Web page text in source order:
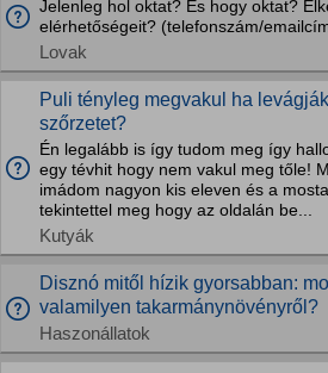
Jelenleg hol oktat? És hogy oktat?
elérhetőségeit? (telefonszám/
Lovak
Puli tényleg megvakul ha
szőrzetet?
Én legalább is így tudom meg így
egy tévhit hogy nem vakul meg tőle!
imádom nagyon kis eleven és a
tekintettel meg hogy az oldalán be...
Kutyák
Disznó mitől hízik gyorsabban:
valamilyen takarmánynövényről?
Haszonállatok